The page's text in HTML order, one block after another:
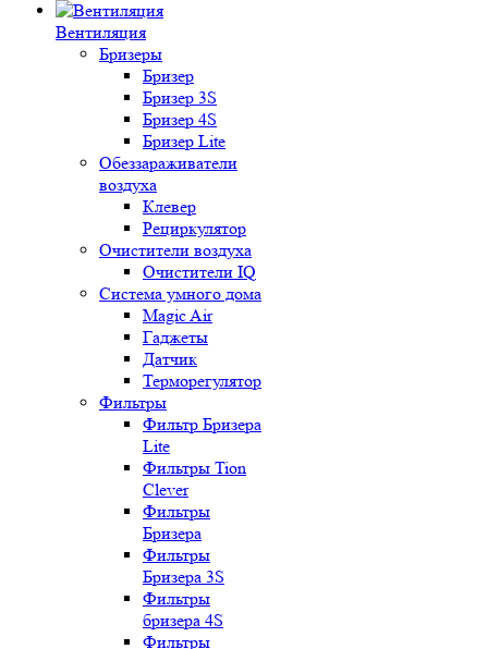
Вентиляция
Бризеры
Бризер
Бризер 3S
Бризер 4S
Бризер Lite
Обеззараживатели
воздуха
Клевер
Рециркулятор
Очистители воздуха
Очистители IQ
Система умного дома
Magic Air
Гаджеты
Датчик
Терморегулятор
Фильтры
Фильтр Бризера
Lite
Фильтры Tion
Clever
Фильтры
Бризера
Фильтры
Бризера 3S
Фильтры
бризера 4S
Фильтры